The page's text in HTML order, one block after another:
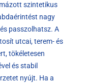
szintetikus
nagy
passzolhatsz. A
utcai, terem- és
tökéletesen
és stabil
nyújt. Ha a